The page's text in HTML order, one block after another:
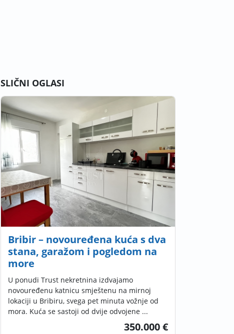
SLIČNI OGLASI
Bribir – novouređena kuća s dva
stana, garažom i pogledom na
more
U ponudi Trust nekretnina izdvajamo
novouređenu katnicu smještenu na mirnoj
lokaciji u Bribiru, svega pet minuta vožnje od
mora. Kuća se sastoji od dvije odvojene ...
350.000 €